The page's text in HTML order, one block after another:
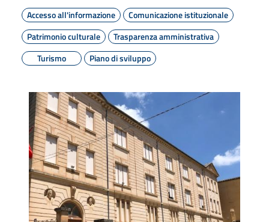
Accesso all'informazione
Comunicazione istituzionale
Patrimonio culturale
Trasparenza amministrativa
Turismo
Piano di sviluppo